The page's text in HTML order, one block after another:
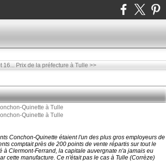
16... Prix de la préfecture à Tulle >>
Conchon-Quinette étaient l'un des plus gros employeurs de
comptait près de 200 points de vente répartis sur tout le
Clermont-Ferrand, la capitale auvergnate n'a jamais eu
cette manufacture. Ce n'était pas le cas à Tulle (Corrèze)